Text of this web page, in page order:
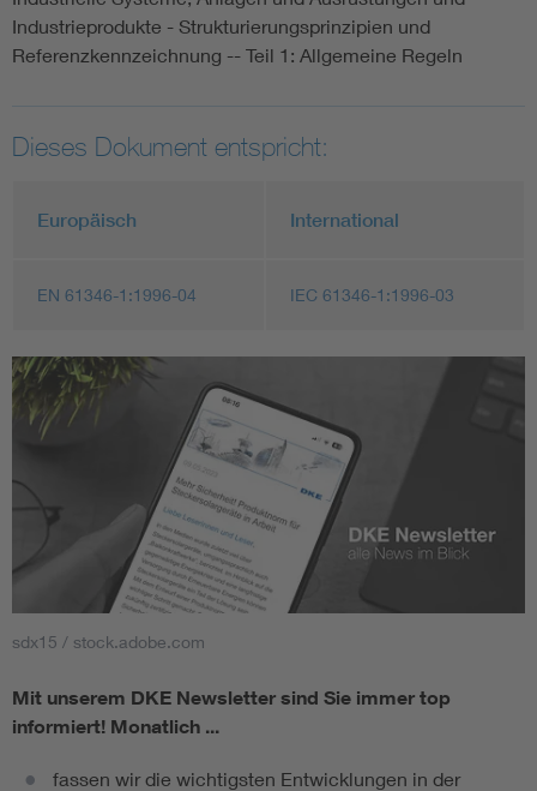
Industrieprodukte - Strukturierungsprinzipien und
Referenzkennzeichnung -- Teil 1: Allgemeine Regeln
Dieses Dokument entspricht:
Europäisch International
EN 61346-1:1996-04 IEC 61346-1:1996-03
sdx15 / stock.adobe.com
Mit unserem DKE Newsletter sind Sie immer top
informiert! Monatlich ...
fassen wir die wichtigsten Entwicklungen in der